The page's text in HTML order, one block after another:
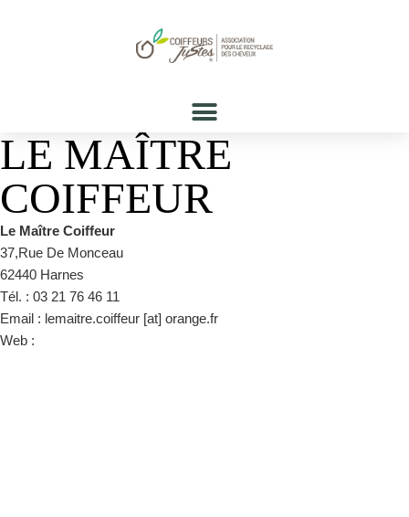
LE MAÎTRE
COIFFEUR
Le Maître Coiffeur
37,Rue De Monceau
62440 Harnes
Tél. : 03 21 76 46 11
Email : lemaitre.coiffeur [at] orange.fr
Web :